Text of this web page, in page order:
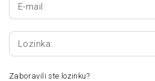
E-mail:
Lozinka:
Zaboravili ste lozinku?